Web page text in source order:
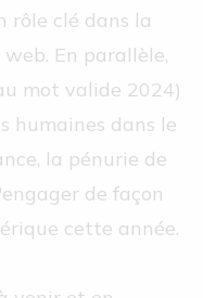
rôle clé dans la
En parallèle,
mot valide 2024)
humaines dans le
la pénurie de
de façon
cette année.